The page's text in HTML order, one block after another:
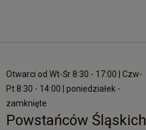
Otwarci od Wt-Śr 8:30 - 17:00 | Czw-
Pt 8:30 - 14:00 | poniedziałek -
zamknięte
Powstańców Śląskich